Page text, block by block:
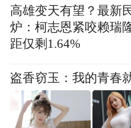
高雄变天有望？最新
炉：柯志恩紧咬赖瑞
距仅剩1.64%
盗香窃玉：我的青春